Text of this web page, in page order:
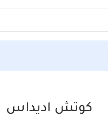
كوتش اديداس